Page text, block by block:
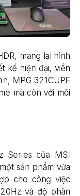
mang lại hình
kế hiện đại, viền
MPG 321CUPF
mà còn với môi
Series của MSI
sản phẩm vừa
cho công việc
và độ phân